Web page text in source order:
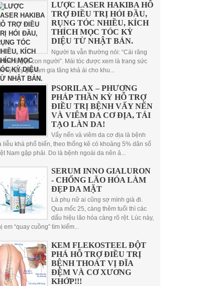
LƯỢC LASER HAKIBA HỖ
TRỢ ĐIỀU TRỊ HÓI ĐẦU,
RỤNG TÓC NHIỀU, KÍCH
THÍCH MỌC TÓC KỲ
DIỆU TỪ NHẬT BẢN.
Người ta vẫn thường nói: “Cái răng
tóc là góc con người”. Mái tóc được xem là trang sức
kỳ quý giá làm gia tăng khả ái cho khu...
PSORILAX – PHƯƠNG
PHÁP THẦN KỲ HỖ TRỢ
ĐIỀU TRỊ BỆNH VẨY NẾN
VÀ VIÊM DA CƠ ĐỊA, TÁI
TẠO LÀN DA!
Vẩy nến và viêm da cơ địa là bệnh
liễu khá phổ biến, theo thống kê có khoảng 5% dân số
Nam gặp phải. Do là bệnh ngoài da nên ả...
SERUM INNO GIALURON
- CHỐNG LÃO HÓA LÀM
ĐẸP DA MẶT
Là phụ nữ ai cũng sợ mình già đi.
Qua mốc 25, càng thêm tuổi thì các
dấu hiệu lão hóa càng rõ rệt. Lúc này,
em “quay cuồng” tìm kiếm...
KEM FLEKOSTEEL ĐỘT
PHÁ HỖ TRỢ ĐIỀU TRỊ
BỆNH THOÁT VỊ ĐĨA
ĐỆM VÀ CƠ XƯƠNG
KHỚP!!!